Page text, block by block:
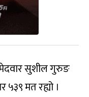
सुशील गुरुङ
मत रह्यो ।